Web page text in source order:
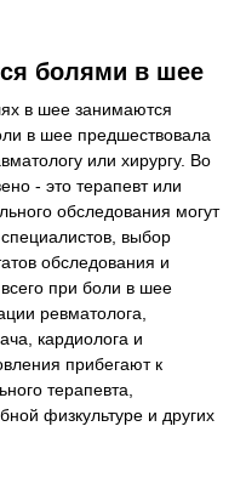
болями в шее
в шее занимаются
в шее предшествовала
или хирургу. Во
- это терапевт или
обследования могут
выбор
обследования и
при боли в шее
ревматолога,
кардиолога и
прибегают к
терапевта,
физкультуре и других